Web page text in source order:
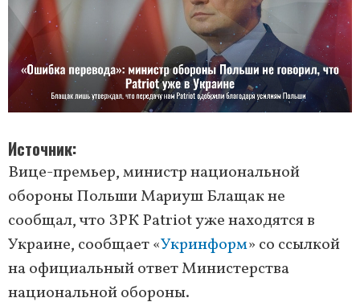
Источник
Вице-премьер, министр национальной
обороны Польши Мариуш Блащак не
сообщал, что ЗРК Patriot уже находятся в
Украине, сообщает «Укринформ» со ссылкой
на официальный ответ Министерства
национальной обороны.